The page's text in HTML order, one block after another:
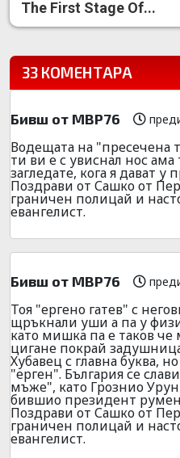
The First Stage Of...
33 КОМЕНТАРА
Бивш от МВР76
Водещата на "пресечена
ти ви е с увиснал нос ама
загледате, кога я дават у
Поздрави от Сашко от
граничен полицай и
евангелист.
Бивш от МВР76
Тоя "ергено гатев" с
щръкнали уши а па у
като мишка па е таков че
цигане покрай
Хубавец с главна буква,
"ерген". България се
мъже", като Грознио
бившио президент
Поздрави от Сашко от
граничен полицай и
евангелист.